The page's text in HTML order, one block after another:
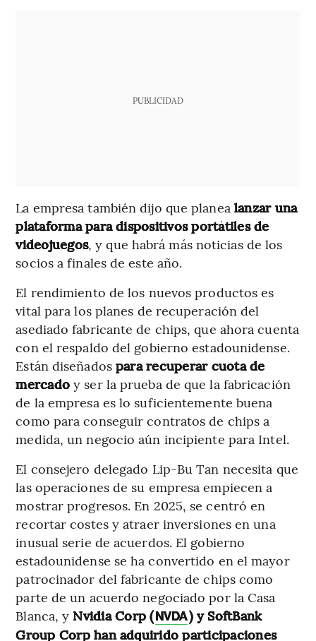
PUBLICIDAD
La empresa también dijo que planea lanzar una
plataforma para dispositivos portátiles de
videojuegos, y que habrá más noticias de los
socios a finales de este año.
El rendimiento de los nuevos productos es
vital para los planes de recuperación del
asediado fabricante de chips, que ahora cuenta
con el respaldo del gobierno estadounidense.
Están diseñados para recuperar cuota de
mercado y ser la prueba de que la fabricación
de la empresa es lo suficientemente buena
como para conseguir contratos de chips a
medida, un negocio aún incipiente para Intel.
El consejero delegado Lip-Bu Tan necesita que
las operaciones de su empresa empiecen a
mostrar progresos. En 2025, se centró en
recortar costes y atraer inversiones en una
inusual serie de acuerdos. El gobierno
estadounidense se ha convertido en el mayor
patrocinador del fabricante de chips como
parte de un acuerdo negociado por la Casa
Blanca, y Nvidia Corp (NVDA) y SoftBank
Group Corp han adquirido participaciones